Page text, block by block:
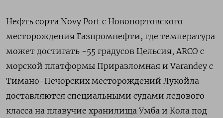
Нефть сорта Novy Port с Новопортовского
месторождения Газпромнефти, где температура
может достигать -55 градусов Цельсия, ARCO с
морской платформы Приразломная и Varandey с
Тимано-Печорских месторождений Лукойла
доставляются специальными судами ледового
класса на плавучие хранилища Умба и Кола под